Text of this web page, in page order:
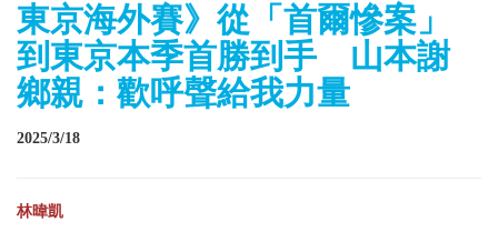
東京海外賽》從「首爾慘案」
到東京本季首勝到手 山本謝
鄉親：歡呼聲給我力量
2025/3/18
林暐凱